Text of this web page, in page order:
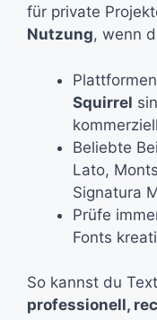
für private
Nutzung, wenn
Squirrel
Beliebte
Lato,
Signatura
Prüfe
Fonts
So kannst du
professionell,